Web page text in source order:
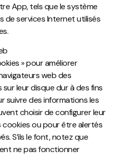
App, tels que le système
de services Internet utilisés
» pour améliorer
web des
leur disque dur à des fins
suivre des informations les
choisir de configurer leur
ou pour être alertés
S’ils le font, notez que
ne pas fonctionner